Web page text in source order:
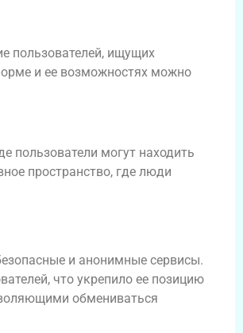
пользователей, ищущих
и ее возможностях можно
пользователи могут находить
пространство, где люди
и анонимные сервисы.
что укрепило ее позицию
обмениваться